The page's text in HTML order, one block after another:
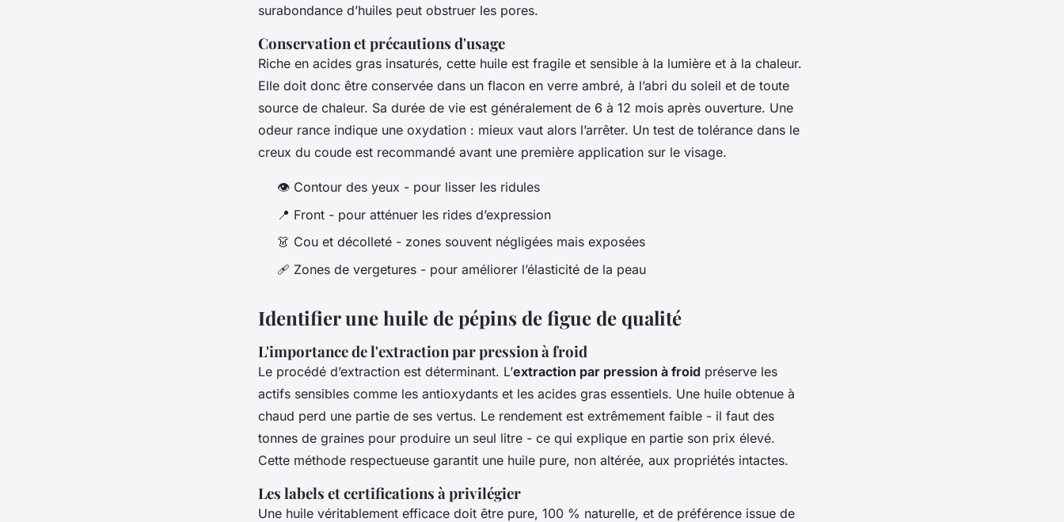
surabondance d’huiles peut obstruer les pores.
Conservation et précautions d'usage
Riche en acides gras insaturés, cette huile est fragile et sensible à la lumière et à la chaleur.
Elle doit donc être conservée dans un flacon en verre ambré, à l’abri du soleil et de toute
source de chaleur. Sa durée de vie est généralement de 6 à 12 mois après ouverture. Une
odeur rance indique une oxydation : mieux vaut alors l’arrêter. Un test de tolérance dans le
creux du coude est recommandé avant une première application sur le visage.
👁️ Contour des yeux - pour lisser les ridules
📍 Front - pour atténuer les rides d’expression
👗 Cou et décolleté - zones souvent négligées mais exposées
🩹 Zones de vergetures - pour améliorer l’élasticité de la peau
Identifier une huile de pépins de figue de qualité
L'importance de l'extraction par pression à froid
Le procédé d’extraction est déterminant. L’extraction par pression à froid préserve les
actifs sensibles comme les antioxydants et les acides gras essentiels. Une huile obtenue à
chaud perd une partie de ses vertus. Le rendement est extrêmement faible - il faut des
tonnes de graines pour produire un seul litre - ce qui explique en partie son prix élevé.
Cette méthode respectueuse garantit une huile pure, non altérée, aux propriétés intactes.
Les labels et certifications à privilégier
Une huile véritablement efficace doit être pure, 100 % naturelle, et de préférence issue de